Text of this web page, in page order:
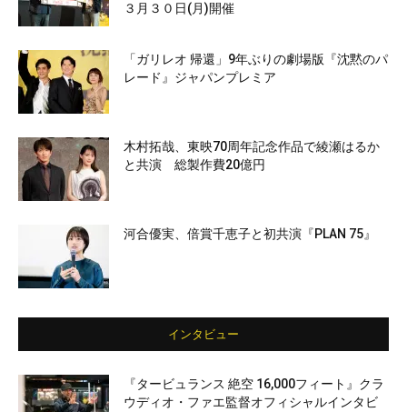
３月３０日(月)開催
「ガリレオ 帰還」9年ぶりの劇場版『沈黙のパ
レード』ジャパンプレミア
木村拓哉、東映70周年記念作品で綾瀬はるか
と共演 総製作費20億円
河合優実、倍賞千恵子と初共演『PLAN 75』
インタビュー
『タービュランス 絶空 16,000フィート』クラ
ウディオ・ファエ監督オフィシャルインタビ